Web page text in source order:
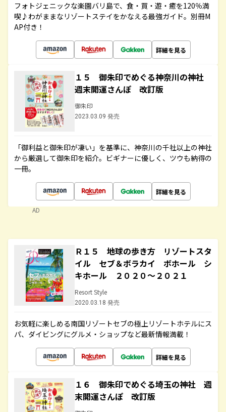
フォトジェニックな楽園バリ島で、食・買・遊・癒を120％満
喫♪わがままなリゾートステイをかなえる最強ガイド。別冊M
AP付き！
詳細を見る
１５ 御朱印でめぐる神奈川の神社
週末開運さんぽ 改訂版
御朱印
2023.03.09 発売
「御利益と御朱印が凄い」を基準に、神奈川の千社以上の神社
から厳選して御朱印を紹介。ビギナーに優しく、ツウも納得の
一冊。
詳細を見る
AD
Ｒ１５ 地球の歩き方 リゾートスタ
イル セブ＆ボラカイ ボホール シ
キホール ２０２０～２０２１
Resort Style
2020.03.18 発売
お気軽に楽しめる南国リゾートセブの極上リゾートホテルにス
パ、ダイビングにグルメ・ショップなど最新情報満載！
詳細を見る
１６ 御朱印でめぐる埼玉の神社 週
末開運さんぽ 改訂版